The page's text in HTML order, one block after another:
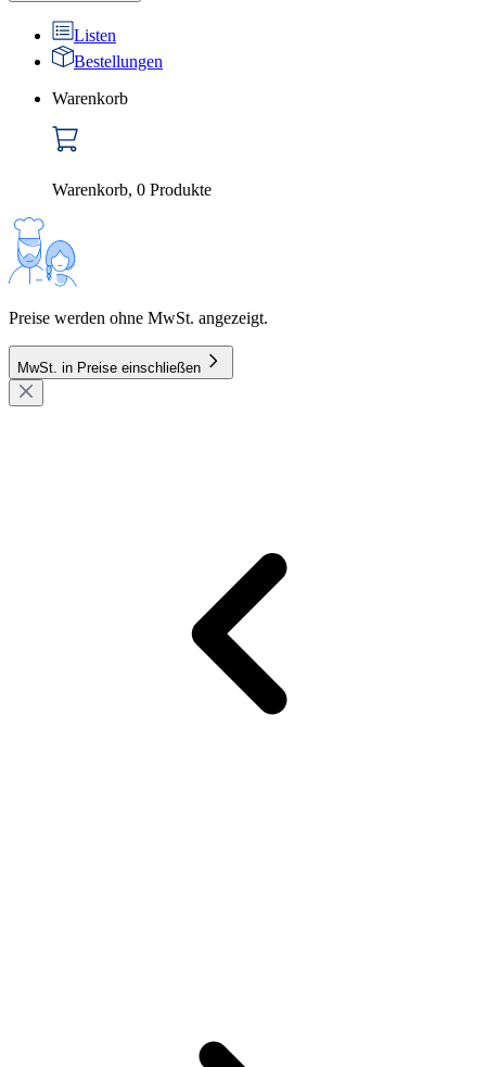
Listen
Bestellungen
Warenkorb
Warenkorb, 0 Produkte
Preise werden ohne MwSt. angezeigt.
MwSt. in Preise einschließen